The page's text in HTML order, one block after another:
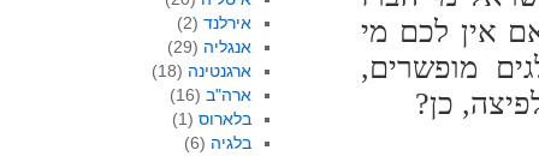
אין לכם מי
מופשרים,
כן?
אירלנד (2)
אנגליה (29)
ארגנטינה (18)
ארה"ב (16)
בלארוס (1)
בלגיה (6)